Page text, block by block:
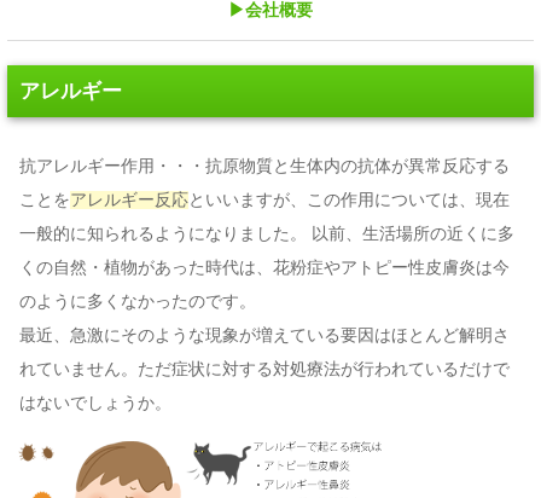
▶会社概要
アレルギー
抗アレルギー作用・・・抗原物質と生体内の抗体が異常反応する
ことをアレルギー反応といいますが、この作用については、現在
一般的に知られるようになりました。 以前、生活場所の近くに多
くの自然・植物があった時代は、花粉症やアトピー性皮膚炎は今
のように多くなかったのです。
最近、急激にそのような現象が増えている要因はほとんど解明さ
れていません。ただ症状に対する対処療法が行われているだけで
はないでしょうか。